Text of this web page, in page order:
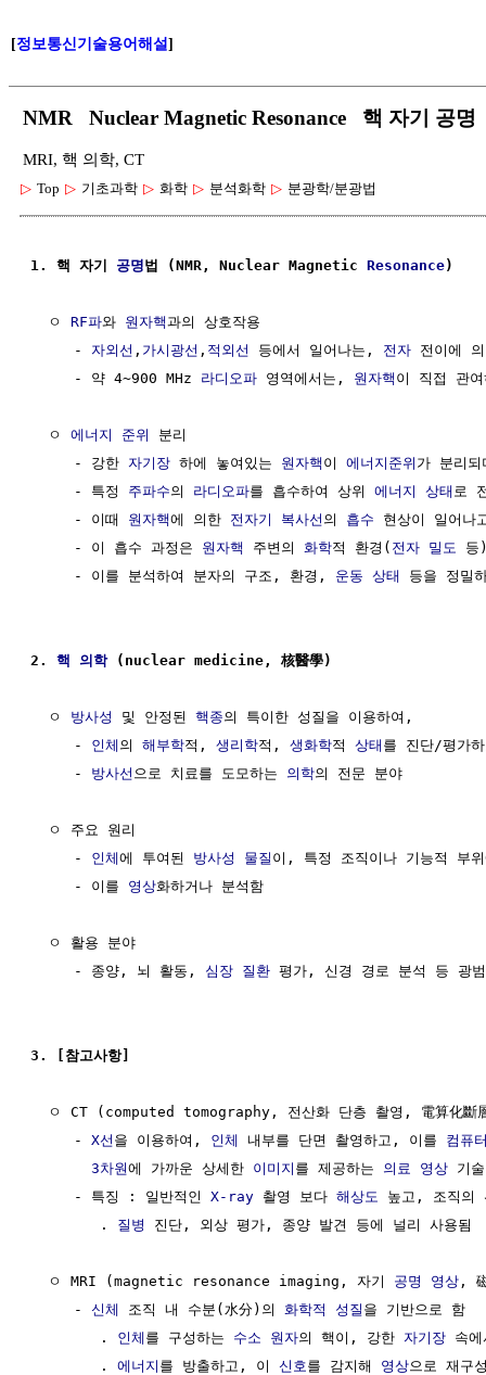
[정보통신기술용어해설]
NMR Nuclear Magnetic Resonance 핵 자기 공명
MRI, 핵 의학, CT
▷ Top ▷ 기초과학 ▷ 화학 ▷ 분석화학 ▷ 분광학/분광법
1. 핵 자기 공명법 (NMR, Nuclear Magnetic Resonance)
  ㅇ
RF파와 원자핵과의 상호작용
     -
자외선 , 가시광선 , 적외선 등에서 일어나는, 전자 전이에
     - 약 4~900 MHz
라디오파 영역에서는, 원자핵 이 직접 관
  ㅇ
에너지 준위
분리
     - 강한
자기장 하에 놓여있는 원자핵 이 에너지준위 가 분리
     - 특정
주파수의 라디오파를 흡수하여 상위 에너지 상태 로
     - 이때
원자핵에 의한 전자기 복사선 의 흡수 현상이 일어나
     - 이 흡수 과정은
원자핵 주변의 화학적 환경( 전자 밀도
등
     - 이를 분석하여 분자의 구조, 환경,
운동 상태 등을 정밀
2. 핵 의학 (nuclear medicine, 核醫學)
  ㅇ
방사성 및 안정된 핵종의 특이한 성질을 이용하여,
     -
인체 의 해부학적, 생리학적, 생화학적 상태 를 진단/평가
     -
방사선 으로 치료를 도모하는 의학의 전문 분야
  ㅇ 주요 원리
     -
인체에 투여된 방사성 물질 이, 특정 조직이나 기능적 부
     - 이를
영상화하거나 분석함
  ㅇ 활용 분야
     - 종양, 뇌 활동,
심장 질환 평가, 신경 경로 분석 등 광범
3. [참고사항]
ㅇ CT (computed tomography, 전산화 단층 촬영, 電算化斷
     -
X선 을 이용하여, 인체 내부를 단면 촬영하고, 이를 컴퓨
3차원에 가까운 상세한 이미지 를 제공하는 의료 영상 기술
     - 특징 : 일반적인
X-ray 촬영 보다 해상도
높고, 조직의
        .
질병 진단, 외상 평가, 종양 발견 등에 널리 사용됨
  ㅇ MRI (magnetic resonance imaging, 자기
공명 영상 ,
     -
신체 조직 내 수분(水分)의 화학적 성질 을 기반으로 함
        .
인체 를 구성하는 수소 원자의 핵이, 강한 자기장 속
        .
에너지 를 방출하고, 이 신호를 감지해 영상으로 재구